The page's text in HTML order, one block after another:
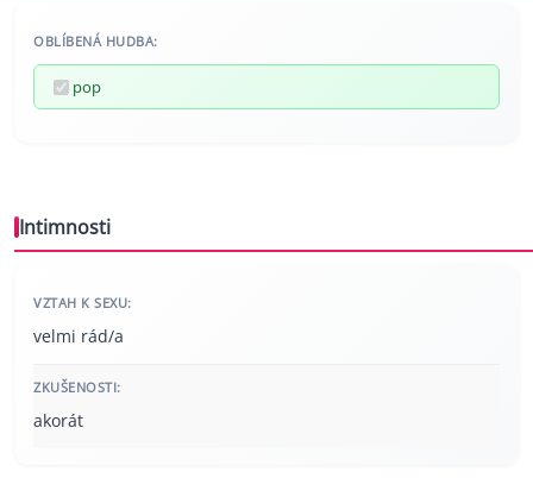
OBLÍBENÁ HUDBA:
pop
Intimnosti
VZTAH K SEXU:
velmi rád/a
ZKUŠENOSTI:
akorát